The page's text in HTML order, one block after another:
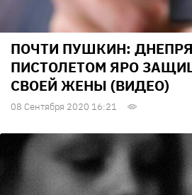
ПОЧТИ ПУШКИН:
ПИСТОЛЕТОМ ЯРО
СВОЕЙ ЖЕНЫ (ВИДЕО)
08 Сентября 2020 16:21